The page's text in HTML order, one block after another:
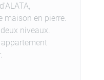
maison en pierre.
niveaux.